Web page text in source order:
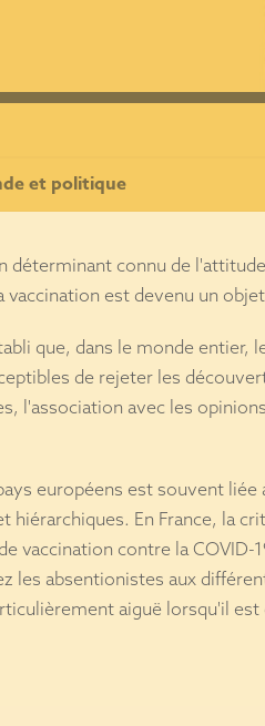
et politique
connu de
est devenu un
que, dans le monde entier,
de rejeter les
l'association avec les
européens est souvent
hiérarchiques. En France, la
vaccination contre la
les absentionistes aux
aiguë lorsqu'il